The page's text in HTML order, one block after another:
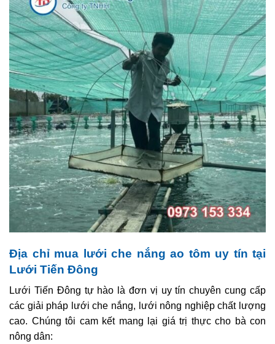
Địa chỉ mua lưới che nắng ao tôm uy tín tại
Lưới Tiến Đông
Lưới Tiến Đông tự hào là đơn vị uy tín chuyên cung cấp
các giải pháp lưới che nắng, lưới nông nghiệp chất lượng
cao. Chúng tôi cam kết mang lại giá trị thực cho bà con
nông dân: